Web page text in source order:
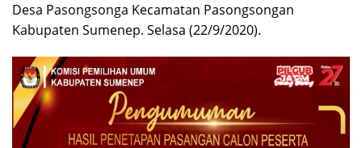
Desa Pasongsonga Kecamatan Pasongsongan
Kabupaten Sumenep. Selasa (22/9/2020).